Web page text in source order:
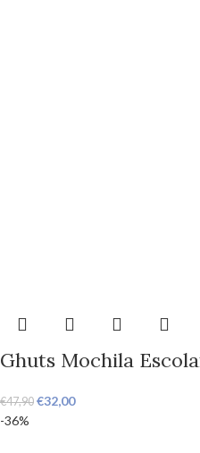
Ghuts Mochila
€47,90 €32,00
-36%